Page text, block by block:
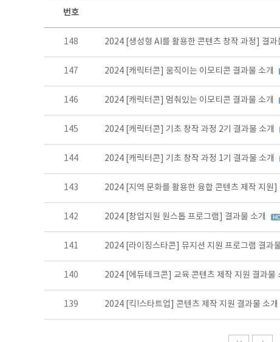
콘텐츠이슈 목록 - 번호, 제목, 작성자, 파일, 조회수, 작성일 정보 제공
번호
148 2024 [생성형 AI를 활용한 콘텐츠 창작 과정] 결과
147 2024 [캐릭터콘] 움직이는 이모티콘 결과물 소개
146 2024 [캐릭터콘] 멈춰있는 이모티콘 결과물 소개
145 2024 [캐릭터콘] 기초 창작 과정 2기 결과물 소개
144 2024 [캐릭터콘] 기초 창작 과정 1기 결과물 소개
143 2024 [지역 문화를 활용한 융합 콘텐츠 제작 지원]
142 2024 [창업지원 원스톱 프로그램] 결과물 소개
141 2024 [라이징스타콘] 뮤지션 지원 프로그램 결과
140 2024 [에듀테크콘] 교육 콘텐츠 제작 지원 결과물
139 2024 [킥!스타트업] 콘텐츠 제작 지원 결과물 소개